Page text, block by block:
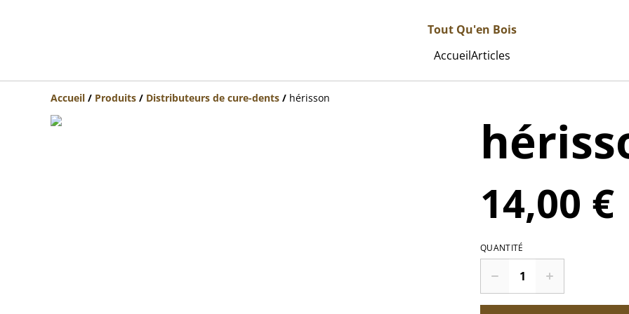
Tout Qu'en Bois
AccueilArticles
Accueil / Produits / Distributeurs de cure-dents / hérisson
14,00 €
QUANTITÉ